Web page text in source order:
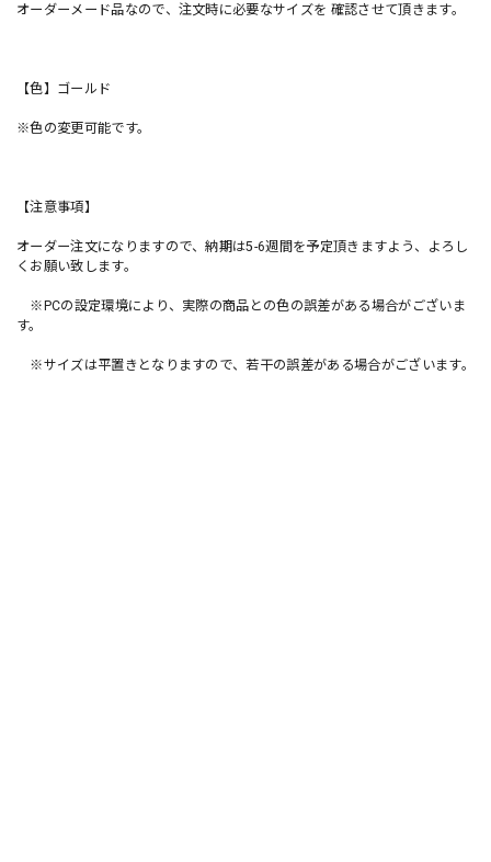
オーダーメード品なので、注文時に必要なサイズを 確認させて頂きます。
【色】ゴールド
※色の変更可能です。
【注意事項】
オーダー注文になりますので、納期は5-6週間を予定頂きますよう、よろし
くお願い致します。
※PCの設定環境により、実際の商品との色の誤差がある場合がございま
す。
※サイズは平置きとなりますので、若干の誤差がある場合がございます。